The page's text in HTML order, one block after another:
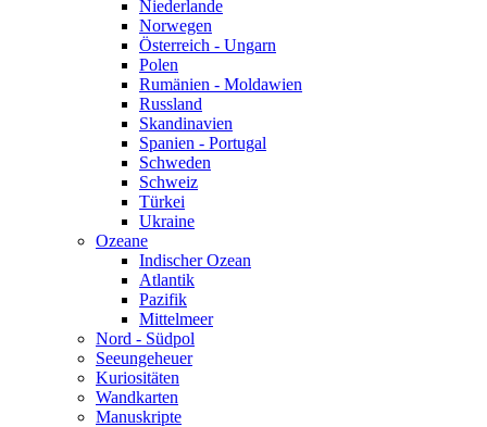
Niederlande
Norwegen
Österreich - Ungarn
Polen
Rumänien - Moldawien
Russland
Skandinavien
Spanien - Portugal
Schweden
Schweiz
Türkei
Ukraine
Ozeane
Indischer Ozean
Atlantik
Pazifik
Mittelmeer
Nord - Südpol
Seeungeheuer
Kuriositäten
Wandkarten
Manuskripte